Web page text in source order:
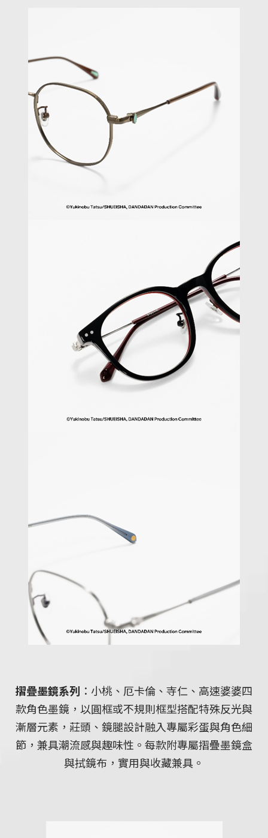
摺疊墨鏡系列
：小桃、厄卡倫、寺仁、高速婆婆四
款角色墨鏡，以圓框或不規則框型搭配特殊反光與
漸層元素，莊頭、鏡腿設計融入專屬彩蛋與角色細
節，兼具潮流感與趣味性。每款附專屬摺疊墨鏡盒
與拭鏡布，實用與收藏兼具。